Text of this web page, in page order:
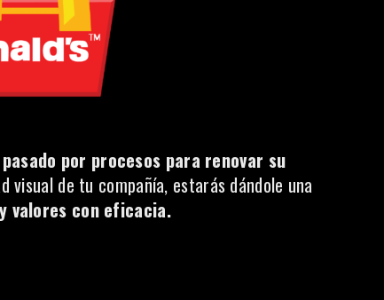
por procesos para renovar su
visual de tu compañía, estarás dándole una
valores con eficacia.